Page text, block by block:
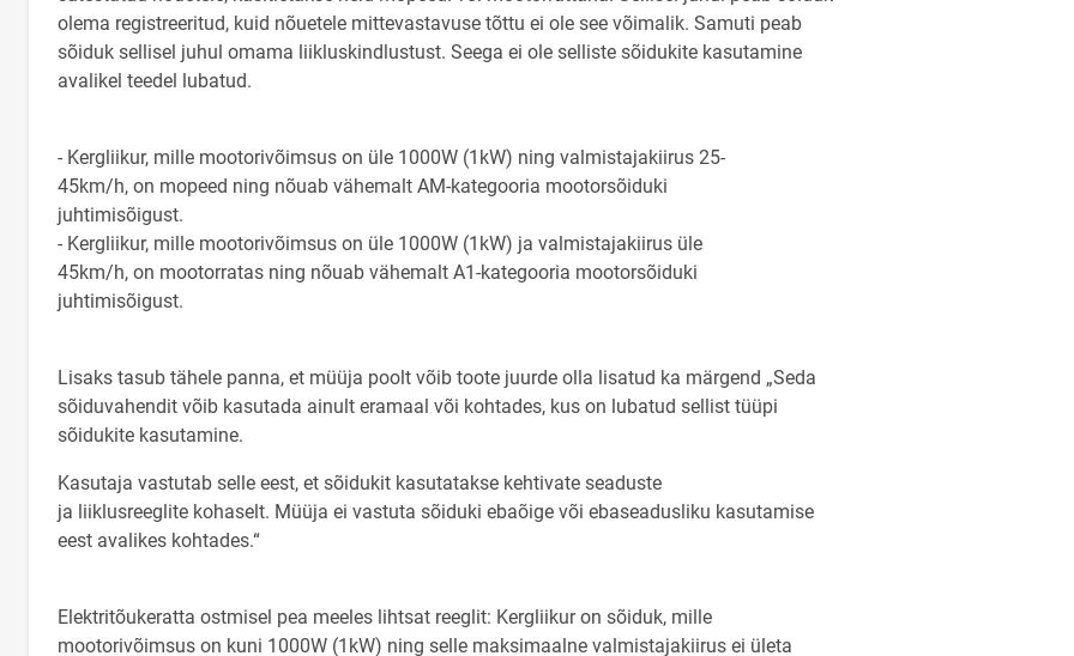
olema registreeritud, kuid nõuetele mittevastavuse tõttu ei ole see võimalik. Samuti peab
sõiduk sellisel juhul omama liikluskindlustust. Seega ei ole selliste sõidukite kasutamine
avalikel teedel lubatud.
- Kergliikur, mille mootorivõimsus on üle 1000W (1kW) ning valmistajakiirus 25-
45km/h, on mopeed ning nõuab vähemalt AM-kategooria mootorsõiduki
juhtimisõigust.
- Kergliikur, mille mootorivõimsus on üle 1000W (1kW) ja valmistajakiirus üle
45km/h, on mootorratas ning nõuab vähemalt A1-kategooria mootorsõiduki
juhtimisõigust.
Lisaks tasub tähele panna, et müüja poolt võib toote juurde olla lisatud ka märgend „Seda
sõiduvahendit võib kasutada ainult eramaal või kohtades, kus on lubatud sellist tüüpi
sõidukite kasutamine.
Kasutaja vastutab selle eest, et sõidukit kasutatakse kehtivate seaduste
ja liiklusreeglite kohaselt. Müüja ei vastuta sõiduki ebaõige või ebaseadusliku kasutamise
eest avalikes kohtades.“
Elektritõukeratta ostmisel pea meeles lihtsat reeglit: Kergliikur on sõiduk, mille
mootorivõimsus on kuni 1000W (1kW) ning selle maksimaalne valmistajakiirus ei ületa